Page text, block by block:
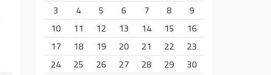
3
4 5 6 7 8
9
10
11 12 13 14 15
16
17
18 19 20 21 22
23
24
25 26 27 28 29
30